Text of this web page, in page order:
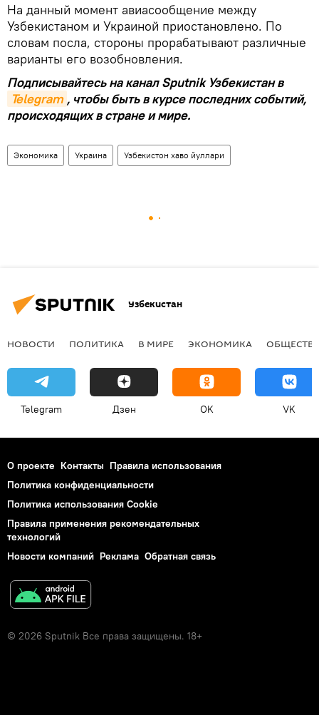
На данный момент авиасообщение между
Узбекистаном и Украиной приостановлено. По
словам посла, стороны прорабатывают различные
варианты его возобновления.
Подписывайтесь на канал Sputnik Узбекистан в
Telegram , чтобы быть в курсе последних событий,
происходящих в стране и мире.
Экономика Украина Узбекистон хаво йуллари
Узбекистан
НОВОСТИ ПОЛИТИКА В МИРЕ ЭКОНОМИКА
Telegram Дзен OK VK
О проекте Контакты Правила использования
Политика конфиденциальности
Политика использования Cookie
Правила применения рекомендательных
технологий
Новости компаний Реклама Обратная связь
© 2026 Sputnik Все права защищены. 18+